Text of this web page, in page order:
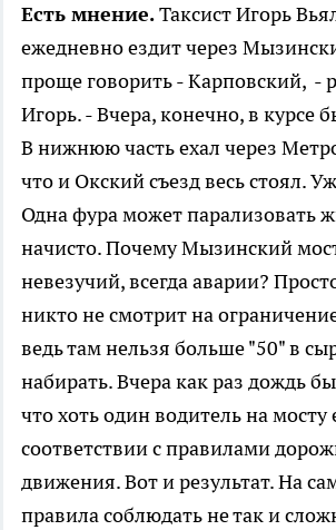
Есть мнение.Таксист Игорь
ежедневно ездит через
проще говорить - Карповский, -
Игорь. - Вчера, конечно, в курсе
В нижнюю часть ехал через
что и Окский съезд весь стоял.
Одна фура может парализовать
начисто. Почему Мызинский
невезучий, всегда аварии?
никто не смотрит на
ведь там нельзя больше "50" в
набирать. Вчера как раз дождь
что хоть один водитель на мосту
соответствии с правилами
движения. Вот и результат. На
правила соблюдать не так и